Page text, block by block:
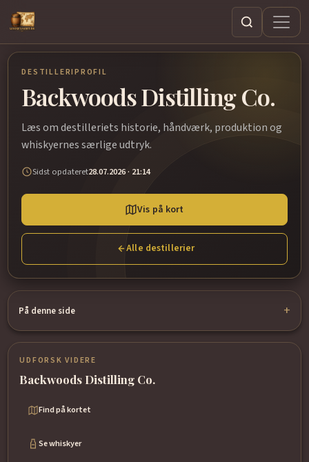
Søg
DESTILLERIPROFIL
Backwoods Distilling Co.
Læs om destilleriets historie, håndværk, produktion og
whiskyernes særlige udtryk.
Sidst opdateret28.07.2026 · 21:14
Vis på kort
Alle destillerier
På denne side
UDFORSK VIDERE
Backwoods Distilling Co.
Find på kortet
Se whiskyer